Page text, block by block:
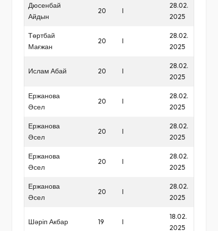
Дюсенбай
Айдын
20 I
28.02.
2025
Төртбай
Мағжан
20 I
28.02.
2025
Ислам Абай 20 I
28.02.
2025
Ержанова
Әсел
20 I
28.02.
2025
Ержанова
Әсел
20 I
28.02.
2025
Ержанова
Әсел
20 I
28.02.
2025
Ержанова
Әсел
20 I
28.02.
2025
Шәріп Акбар 19 I
18.02.
2025